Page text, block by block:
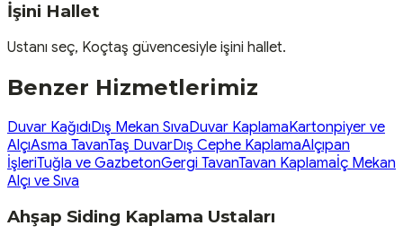
İşini Hallet
Ustanı seç, Koçtaş güvencesiyle işini hallet.
Benzer Hizmetlerimiz
Duvar KağıdıDış Mekan SıvaDuvar KaplamaKartonpiyer ve
AlçıAsma TavanTaş DuvarDış Cephe KaplamaAlçıpan
İşleriTuğla ve GazbetonGergi TavanTavan Kaplamaİç Mekan
Alçı ve Sıva
Ahşap Siding Kaplama Ustaları